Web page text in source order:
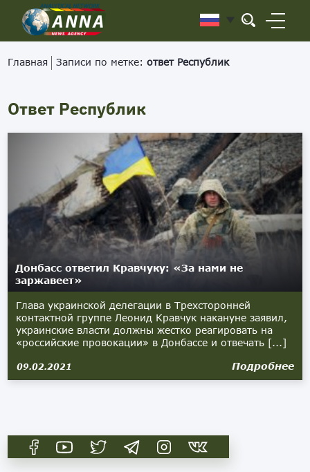
Главная Записи по метке:ответ Республик
Ответ Республик
Донбасс ответил Кравчуку: «За нами не
заржавеет»
Глава украинской делегации в Трехсторонней
контактной группе Леонид Кравчук накануне заявил,
украинские власти должны жестко реагировать на
«российские провокации» в Донбассе и отвечать [...]
09.02.2021 Подробнее